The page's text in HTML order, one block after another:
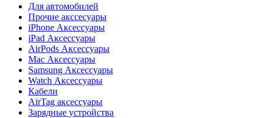
Для автомобилей
Прочие акссесуары
iPhone Аксессуары
iPad Аксессуары
AirPods Аксессуары
Mac Аксессуары
Samsung Аксессуары
Watch Аксессуары
Кабели
AirTag аксессуары
Зарядные устройства